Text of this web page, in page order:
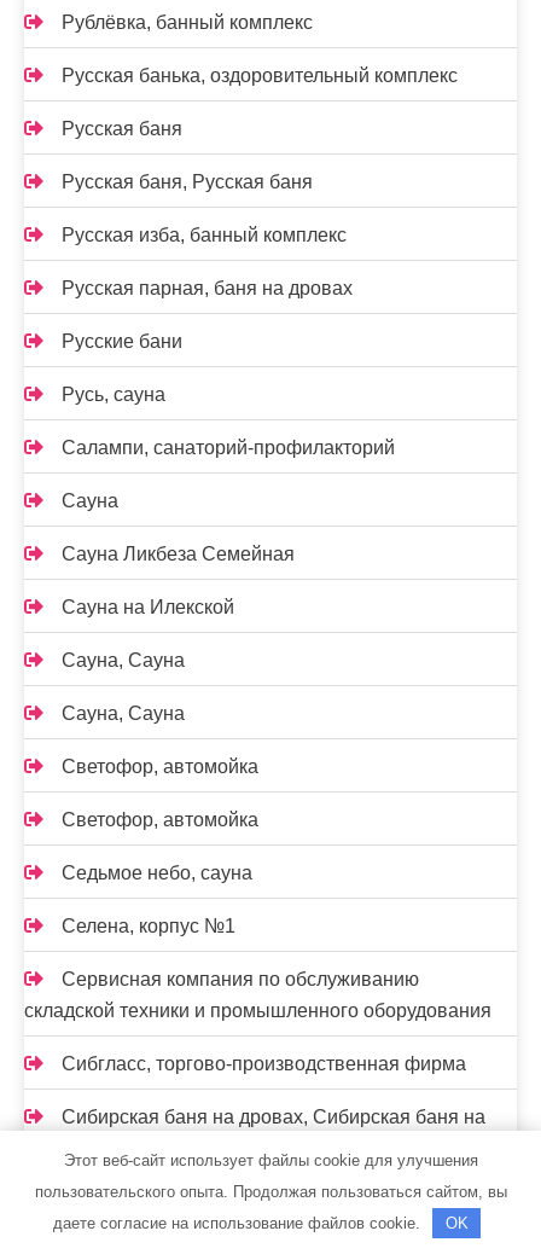
Рублёвка, банный комплекс
Русская банька, оздоровительный комплекс
Русская баня
Русская баня, Русская баня
Русская изба, банный комплекс
Русская парная, баня на дровах
Русские бани
Русь, сауна
Салампи, санаторий-профилакторий
Сауна
Сауна Ликбеза Семейная
Сауна на Илекской
Сауна, Сауна
Сауна, Сауна
Светофор, автомойка
Светофор, автомойка
Седьмое небо, сауна
Селена, корпус №1
Сервисная компания по обслуживанию
складской техники и промышленного оборудования
Сибгласс, торгово-производственная фирма
Сибирская баня на дровах, Сибирская баня на
Сибирская баня на дровах, Сибирская баня на
дровах
Этот веб-сайт использует файлы cookie для улучшения
пользовательского опыта. Продолжая пользоваться сайтом, вы
даете согласие на использование файлов cookie.
OK